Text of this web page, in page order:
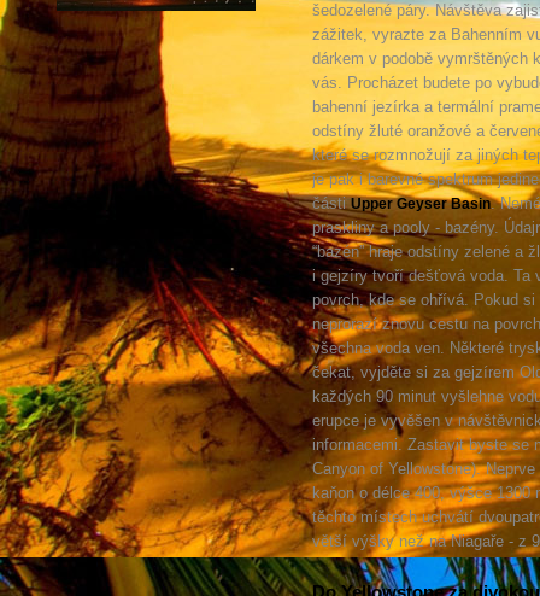
šedozelené páry. Návštěva
zážitek, vyrazte za Bahenním
dárkem v podobě vymrštěných
vás. Procházet budete po
bahenní jezírka a termální
odstíny žluté oranžové a
které se rozmnožují za jiných
je pak i barevné spektrum
částiUpper Geyser Basin.
praskliny a pooly - bazény.
“bazén” hraje odstíny zelené a
i gejzíry tvoří dešťová voda. Ta
povrch, kde se ohřívá. Pokud
neprorazí znovu cestu na
všechna voda ven. Některé
čekat, vyjděte si za gejzírem
každých 90 minut vyšlehne
erupce je vyvěšen v
informacemi. Zastavit byste se
Canyon of Yellowstone).
kaňon o délce 400, výšce
těchto místech uchvátí
větší výšky než na Niagaře - z
Do Yellowstone za